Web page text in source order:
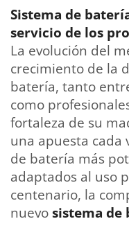
Sistema de
servicio de los
La evolución del
crecimiento de la
batería, tanto
como
fortaleza de su
una apuesta cada
de batería más
adaptados al uso
centenario, la
nuevosistema de